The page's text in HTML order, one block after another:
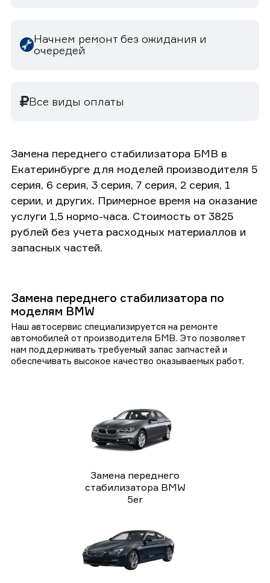
Начнем ремонт без ожидания и
очередей
Все виды оплаты
Замена переднего стабилизатора БМВ в
Екатеринбурге для моделей производителя 5
серия, 6 серия, 3 серия, 7 серия, 2 серия, 1
серии, и других. Примерное время на оказание
услуги 1,5 нормо-часа. Стоимость от 3825
рублей без учета расходных материаллов и
запасных частей.
Замена переднего стабилизатора по
моделям BMW
Наш автосервис специализируется на ремонте
автомобилей от производителя БМВ. Это позволяет
нам поддерживать требуемый запас запчастей и
обеспечивать высокое качество оказываемых работ.
Замена переднего
стабилизатора BMW
5er